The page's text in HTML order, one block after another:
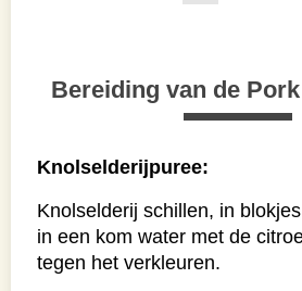
Bereiding van de
Knolselderijpuree:
Knolselderij schillen, in
in een kom water met de
tegen het verkleuren.